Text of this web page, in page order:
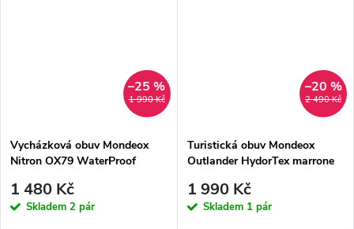
1 990 Kč
–25 %
Vycházková obuv Mondeox
Nitron OX79 WaterProof
1 480 Kč
Skladem 2 pár
2 490 Kč
–20 %
Turistická obuv Mondeox
Outlander HydorTex marrone
1 990 Kč
Skladem 1 pár